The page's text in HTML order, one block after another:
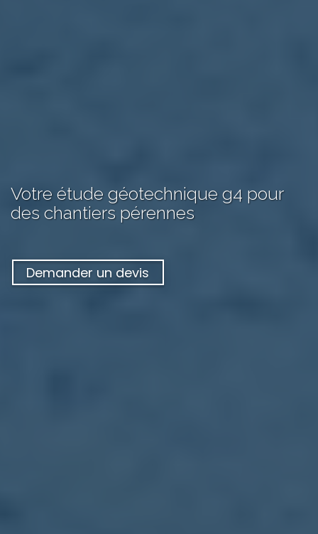
Votre étude géotechnique g4 pour
des chantiers pérennes
Demander un devis